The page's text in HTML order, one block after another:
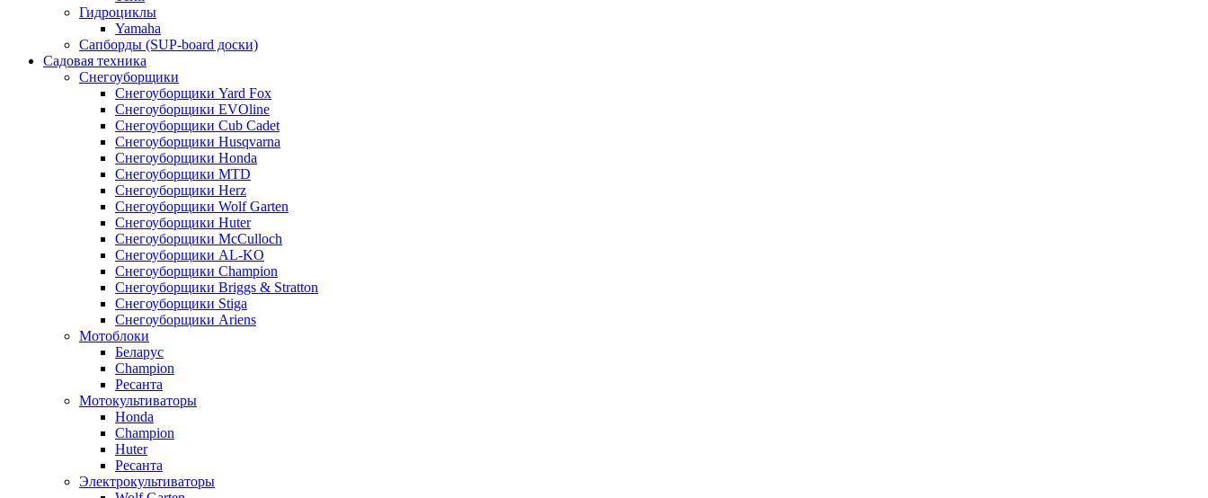
Гидроциклы
Yamaha
Сапборды (SUP-board доски)
Садовая техника
Снегоуборщики
Снегоуборщики Yard Fox
Снегоуборщики EVOline
Снегоуборщики Cub Cadet
Снегоуборщики Husqvarna
Снегоуборщики Honda
Снегоуборщики MTD
Снегоуборщики Herz
Снегоуборщики Wolf Garten
Снегоуборщики Huter
Снегоуборщики McCulloch
Снегоуборщики AL-KO
Снегоуборщики Champion
Снегоуборщики Briggs & Stratton
Снегоуборщики Stiga
Снегоуборщики Ariens
Мотоблоки
Беларус
Champion
Ресанта
Мотокультиваторы
Honda
Champion
Huter
Ресанта
Электрокультиваторы